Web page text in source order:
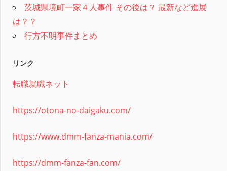
茨城県境町一家４人事件 その後は？ 最新など進展
は？？
行方不明事件まとめ
リンク
転職就職ネット
https://otona-no-daigaku.com/
https://www.dmm-fanza-mania.com/
https://dmm-fanza-fan.com/